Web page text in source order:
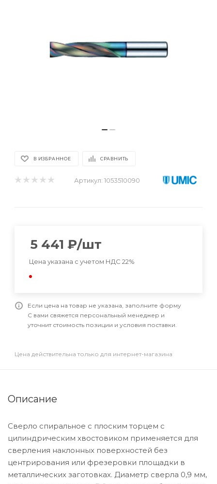
В ИЗБРАННОЕ СРАВНИТЬ
Артикул: 1053510090
5 441 ₽/шт
Цена указана с учетом НДС 22%
Если цена на товар не указана, заполните форму
С вами свяжется персональный менеджер и
уточнит стоимость позиции и условия поставки.
Цена действительна только для интернет-магазина
Описание
Сверло спиральное с плоским торцем с
цилиндрическим хвостовиком применяется для
сверления наклонных поверхностей без
центрирования или фрезеровки площадки в
металлических заготовках. Диаметр сверла 0,9 мм,